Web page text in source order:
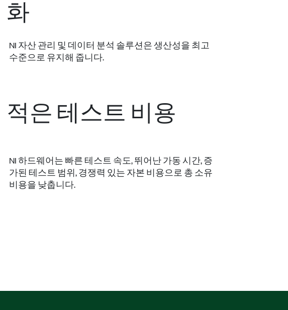
화
NI 자산 관리 및 데이터 분석 솔루션은 생산성을 최고
수준으로 유지해 줍니다.
적은 테스트 비용
NI 하드웨어는 빠른 테스트 속도, 뛰어난 가동 시간, 증
가된 테스트 범위, 경쟁력 있는 자본 비용으로 총 소유
비용을 낮춥니다.